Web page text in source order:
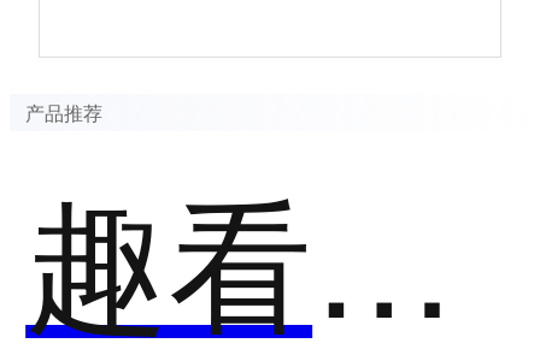
产品推荐
趣看视频云